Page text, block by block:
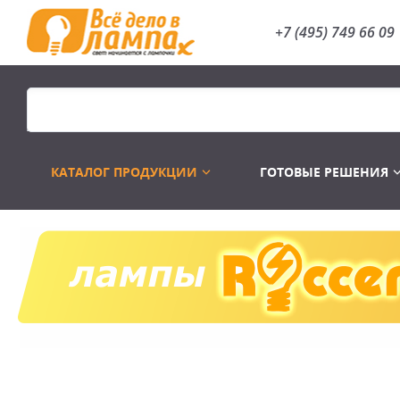
+7 (495) 749 66 09
КАТАЛОГ ПРОДУКЦИИ
Распродажа Лампы
ГОТОВЫЕ РЕШЕНИЯ